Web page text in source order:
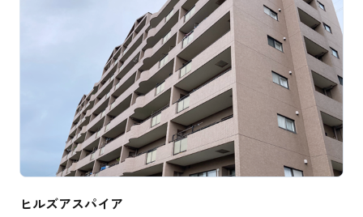
ヒルズアスパイア